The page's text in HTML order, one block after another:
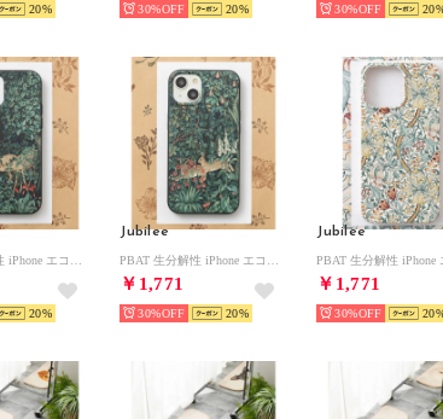
20 30% 20 30% 20
20
Jubilee
￥1,771
30% 20
Jubilee
￥1,771
30% 20